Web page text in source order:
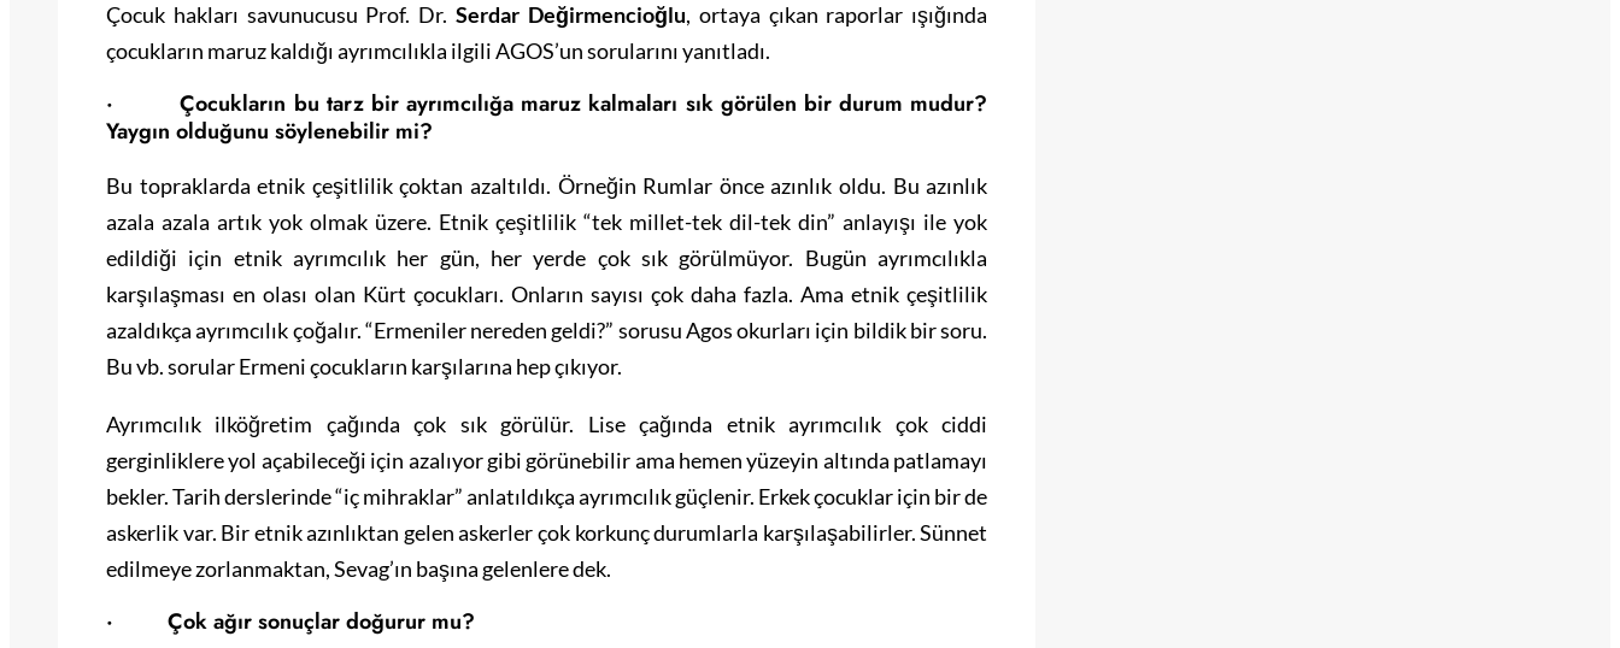
Çocuk hakları savunucusu Prof. Dr.Serdar Değirmencioğlu, ortaya çıkan raporlar ışığında
çocukların maruz kaldığı ayrımcılıkla ilgili AGOS’un sorularını yanıtladı.
· Çocukların bu tarz bir ayrımcılığa maruz kalmaları sık görülen bir durum mudur?
Yaygın olduğunu söylenebilir mi?
Bu topraklarda etnik çeşitlilik çoktan azaltıldı. Örneğin Rumlar önce azınlık oldu. Bu azınlık
azala azala artık yok olmak üzere. Etnik çeşitlilik “tek millet-tek dil-tek din” anlayışı ile yok
edildiği için etnik ayrımcılık her gün, her yerde çok sık görülmüyor. Bugün ayrımcılıkla
karşılaşması en olası olan Kürt çocukları. Onların sayısı çok daha fazla. Ama etnik çeşitlilik
azaldıkça ayrımcılık çoğalır. “Ermeniler nereden geldi?” sorusu Agos okurları için bildik bir soru.
Bu vb. sorular Ermeni çocukların karşılarına hep çıkıyor.
Ayrımcılık ilköğretim çağında çok sık görülür. Lise çağında etnik ayrımcılık çok ciddi
gerginliklere yol açabileceği için azalıyor gibi görünebilir ama hemen yüzeyin altında patlamayı
bekler. Tarih derslerinde “iç mihraklar” anlatıldıkça ayrımcılık güçlenir. Erkek çocuklar için bir de
askerlik var. Bir etnik azınlıktan gelen askerler çok korkunç durumlarla karşılaşabilirler. Sünnet
edilmeye zorlanmaktan, Sevag’ın başına gelenlere dek.
· Çok ağır sonuçlar doğurur mu?